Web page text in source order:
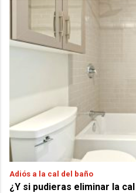
Adiós a la cal del baño
¿Y si pudieras eliminar la